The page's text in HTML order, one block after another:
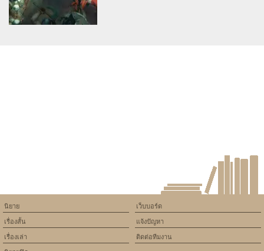
ปิ่นตะวัน
เว็บบอร์ด
แจ้งปัญหา
ติดต่อทีมงาน
นิยาย
เรื่องสั้น
เรื่องเล่า